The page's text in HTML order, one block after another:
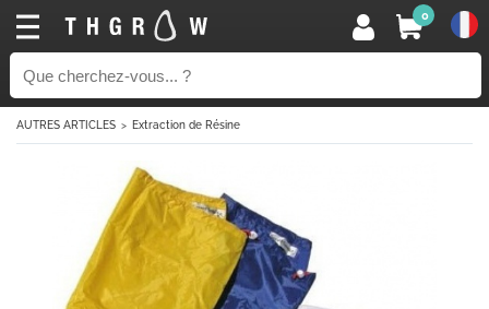
0
AUTRES ARTICLES Extraction de Résine